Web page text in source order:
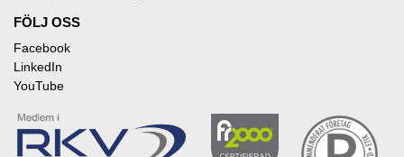
FÖLJ OSS
Facebook
LinkedIn
YouTube